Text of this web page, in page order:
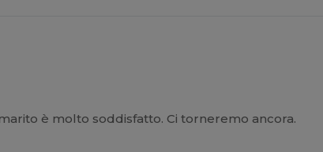
è molto soddisfatto. Ci torneremo ancora.